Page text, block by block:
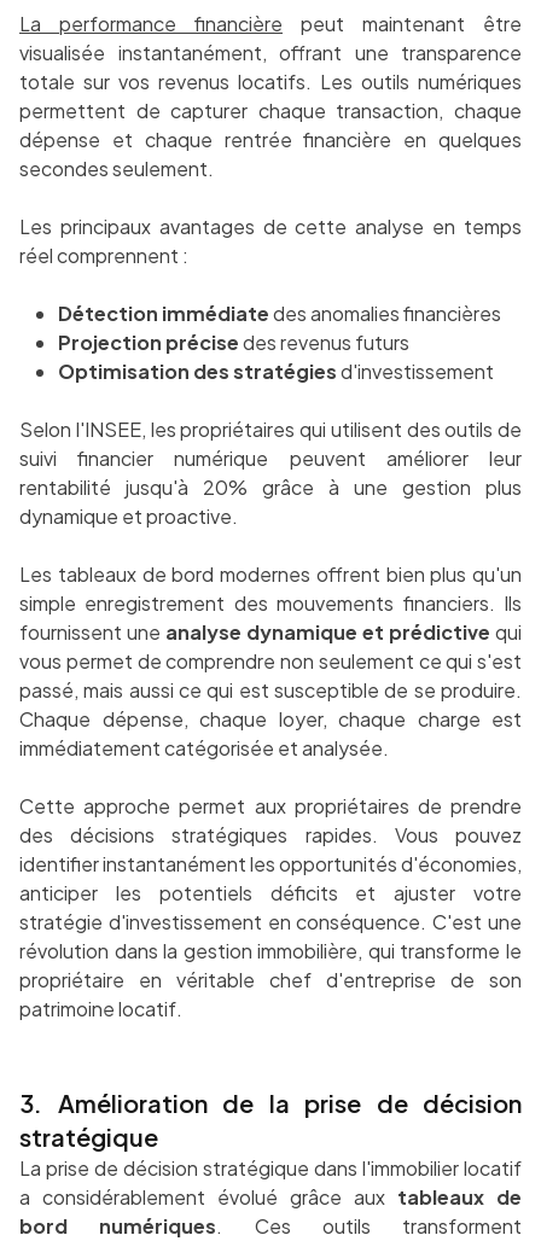
La performance financière peut maintenant être
visualisée instantanément, offrant une transparence
totale sur vos revenus locatifs. Les outils numériques
permettent de capturer chaque transaction, chaque
dépense et chaque rentrée financière en quelques
secondes seulement.
Les principaux avantages de cette analyse en temps
réel comprennent :
Détection immédiatedes anomalies financières
Projection précisedes revenus futurs
Optimisation des stratégiesd'investissement
Selon l'INSEE, les propriétaires qui utilisent des outils de
suivi financier numérique peuvent améliorer leur
rentabilité jusqu'à 20% grâce à une gestion plus
dynamique et proactive.
Les tableaux de bord modernes offrent bien plus qu'un
simple enregistrement des mouvements financiers. Ils
fournissent une analyse dynamique et prédictive qui
vous permet de comprendre non seulement ce qui s'est
passé, mais aussi ce qui est susceptible de se produire.
Chaque dépense, chaque loyer, chaque charge est
immédiatement catégorisée et analysée.
Cette approche permet aux propriétaires de prendre
des décisions stratégiques rapides. Vous pouvez
identifier instantanément les opportunités d'économies,
anticiper les potentiels déficits et ajuster votre
stratégie d'investissement en conséquence. C'est une
révolution dans la gestion immobilière, qui transforme le
propriétaire en véritable chef d'entreprise de son
patrimoine locatif.
3. Amélioration de la prise de décision
stratégique
La prise de décision stratégique dans l'immobilier locatif
a considérablement évolué grâce aux tableaux de
bord numériques. Ces outils transforment